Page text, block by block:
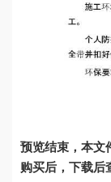
预览结束，本
购买后，下载后